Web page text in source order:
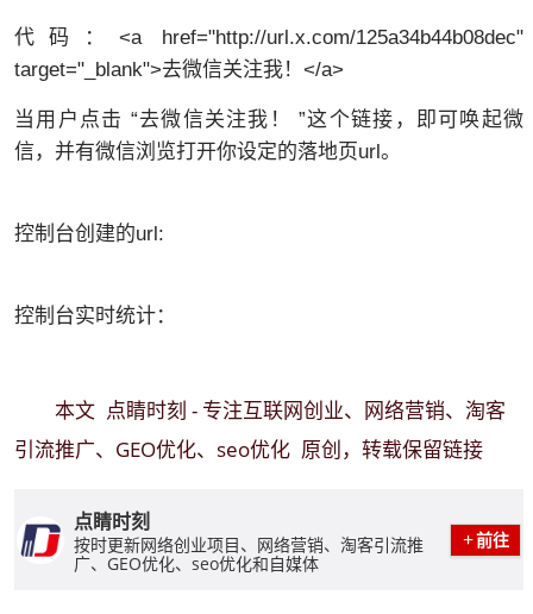
代码：<a href="http://url.x.com/125a34b44b08dec"
target="_blank">去微信关注我！</a>
当用户点击 “去微信关注我！ ”这个链接，即可唤起微
信，并有微信浏览打开你设定的落地页url。
控制台创建的url:
控制台实时统计：
本文 点睛时刻 - 专注互联网创业、网络营销、淘客
引流推广、GEO优化、seo优化 原创，转载保留链接
点睛时刻
按时更新网络创业项目、网络营销、淘客引流推
广、GEO优化、seo优化和自媒体
前往